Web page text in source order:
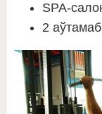
SPA-
2